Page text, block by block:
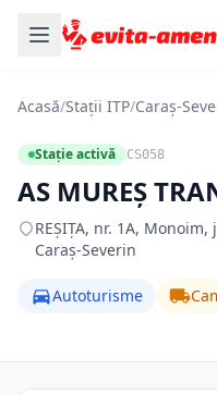
Acasă/Stații ITP/Caraș-
Stație activă CS058
AS MUREŞ
REŞIŢA, nr. 1A,
Caraș-Severin
Autoturisme